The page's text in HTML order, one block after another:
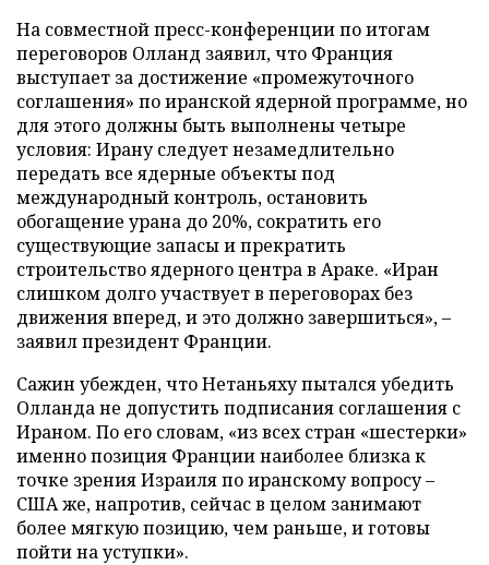
На совместной пресс-конференции по итогам
переговоров Олланд заявил, что Франция
выступает за достижение «промежуточного
соглашения» по иранской ядерной программе, но
для этого должны быть выполнены четыре
условия: Ирану следует незамедлительно
передать все ядерные объекты под
международный контроль, остановить
обогащение урана до 20%, сократить его
существующие запасы и прекратить
строительство ядерного центра в Араке. «Иран
слишком долго участвует в переговорах без
движения вперед, и это должно завершиться», –
заявил президент Франции.
Сажин убежден, что Нетаньяху пытался убедить
Олланда не допустить подписания соглашения с
Ираном. По его словам, «из всех стран «шестерки»
именно позиция Франции наиболее близка к
точке зрения Израиля по иранскому вопросу –
США же, напротив, сейчас в целом занимают
более мягкую позицию, чем раньше, и готовы
пойти на уступки».